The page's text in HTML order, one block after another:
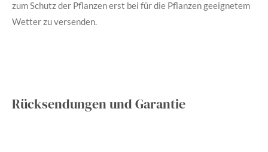
zum Schutz der Pflanzen erst bei für die Pflanzen geeignetem
Wetter zu versenden.
Rücksendungen und Garantie